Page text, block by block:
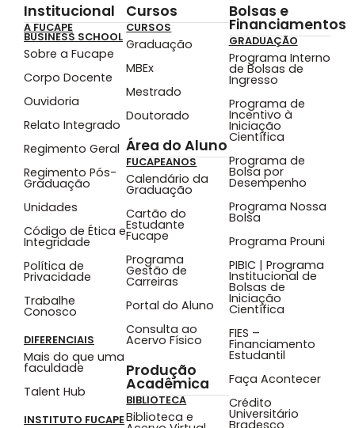
Institucional
A FUCAPE
BUSINESS SCHOOL
Sobre a Fucape
Corpo Docente
Ouvidoria
Relato Integrado
Regimento Geral
Regimento Pós-
Graduação
Unidades
Código de Ética e
Integridade
Política de
Privacidade
Trabalhe
Conosco
DIFERENCIAIS
Mais do que uma
faculdade
Talent Hub
INSTITUTO FUCAPE
Cursos
CURSOS
Graduação
MBEx
Mestrado
Doutorado
Área do Aluno
FUCAPEANOS
Calendário da
Graduação
Cartão do
Estudante
Fucape
Programa
Gestão de
Carreiras
Portal do Aluno
Consulta ao
Acervo Físico
Produção
Acadêmica
BIBLIOTECA
Biblioteca e
Bolsas e
Financiamentos
GRADUAÇÃO
Programa Interno
de Bolsas de
Ingresso
Programa de
Incentivo à
Iniciação
Científica
Programa de
Bolsa por
Desempenho
Programa Nossa
Bolsa
Programa Prouni
PIBIC | Programa
Institucional de
Bolsas de
Iniciação
Científica
FIES –
Financiamento
Estudantil
Faça Acontecer
Crédito
Universitário
Bradesco